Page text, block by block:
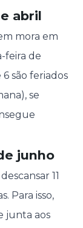
abril
mora em
feira de
6 são feriados
se
junho
11
Para isso,
junta aos